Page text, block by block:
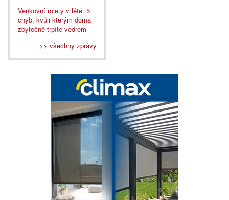
Venkovní rolety v létě: 5
chyb, kvůli kterým doma
zbytečně trpíte vedrem
>> všechny zprávy